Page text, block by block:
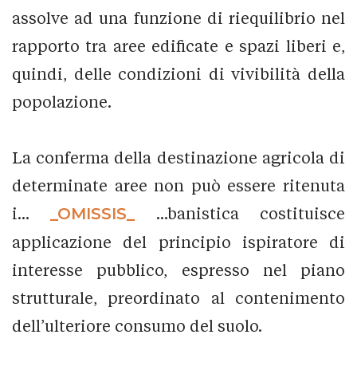
assolve ad una funzione di riequilibrio nel
rapporto tra aree edificate e spazi liberi e,
quindi, delle condizioni di vivibilità della
popolazione.
La conferma della destinazione agricola di
determinate aree non può essere ritenuta
i...
_OMISSIS_
...banistica costituisce
applicazione del principio ispiratore di
interesse pubblico, espresso nel piano
strutturale, preordinato al contenimento
dell’ulteriore consumo del suolo.